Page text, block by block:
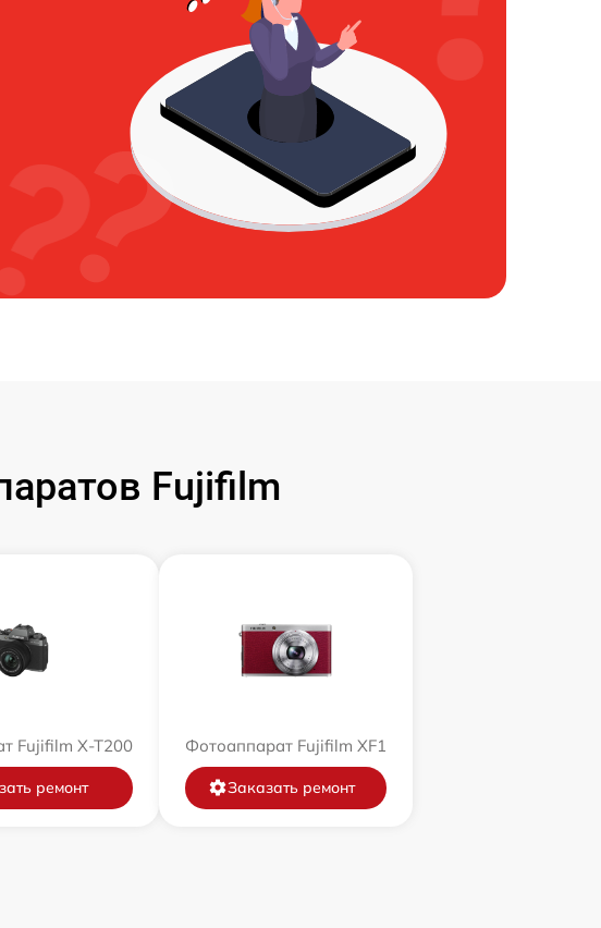
Fujifilm
Fujifilm X-T200
ремонт
Фотоаппарат Fujifilm XF1
Заказать ремонт